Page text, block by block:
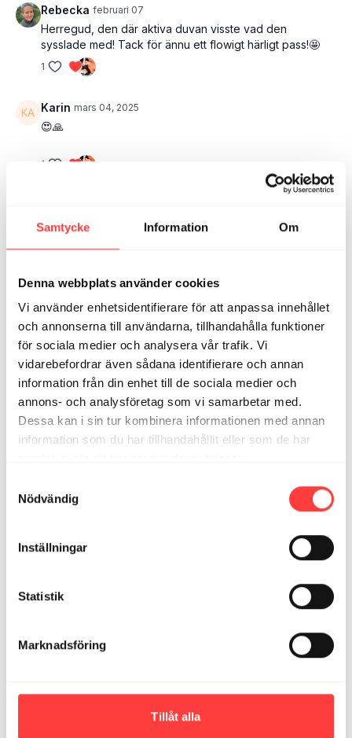
Samtycke Information Om
Denna webbplats använder cookies
Vi använder enhetsidentifierare för att anpassa innehållet
och annonserna till användarna, tillhandahålla funktioner
för sociala medier och analysera vår trafik. Vi
vidarebefordrar även sådana identifierare och annan
information från din enhet till de sociala medier och
annons- och analysföretag som vi samarbetar med.
Dessa kan i sin tur kombinera informationen med annan
information som du har tillhandahållit eller som de har
Nödvändig
Inställningar
Statistik
Marknadsföring
Tillåt alla
Rebecka februari 07
Herregud, den där aktiva duvan visste vad den
sysslade med! Tack för ännu ett flowigt härligt pass!🤩
1
Karin mars 04, 2025
😍🙏
1
👍🏻😊
1
Elin M. oktober 29, 2024
Tack för bra pass!
1
Anna oktober 28, 2024
Underbart! 🙏🩷
1
Så skönt och varierande pass - tack för The Flow 🙏🏻
3
Relaterade videor